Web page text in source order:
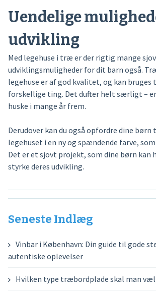
Uendelige
udvikling
Med legehuse i træ er der rigtig mange
udviklingsmuligheder for dit barn også.
legehuse er af god kvalitet, og kan
forskellige ting. Det dufter helt særligt –
huske i mange år frem.
Derudover kan du også opfordre dine
legehuset i en ny og spændende farve,
Det er et sjovt projekt, som dine børn kan
styrke deres udvikling.
Seneste Indlæg
Vinbar i København: Din guide til gode
autentiske oplevelser
Hvilken type træbordplade skal man